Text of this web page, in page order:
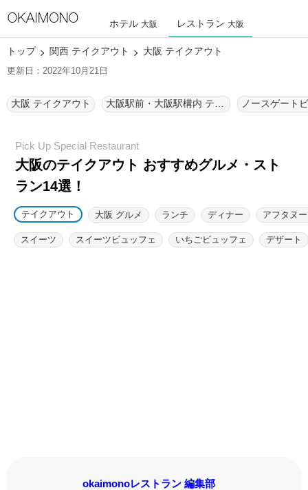
ホテル 大阪 レストラン 大阪
トップ 関西 テイクアウト 大阪 テイクアウト
更新日：2022年10月21日
大阪 テイクアウト
大阪のテイクアウト おすすめグルメ・スト
ラン14選！
テイクアウト 大阪 グルメ ランチ ディナー アフタヌ
スイーツ スイーツビュッフェ いちごビュッフェ デザート
okaimonoレストラン 編集部